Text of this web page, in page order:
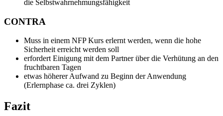
die Selbstwahrnehmungsfähigkeit
CONTRA
Muss in einem NFP Kurs erlernt werden, wenn die hohe
Sicherheit erreicht werden soll
erfordert Einigung mit dem Partner über die Verhütung an den
fruchtbaren Tagen
etwas höherer Aufwand zu Beginn der Anwendung
(Erlernphase ca. drei Zyklen)
Fazit